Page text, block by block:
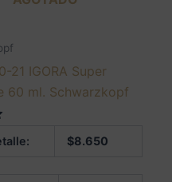
21 IGORA Super
60 ml. Schwarzkopf
$8.650